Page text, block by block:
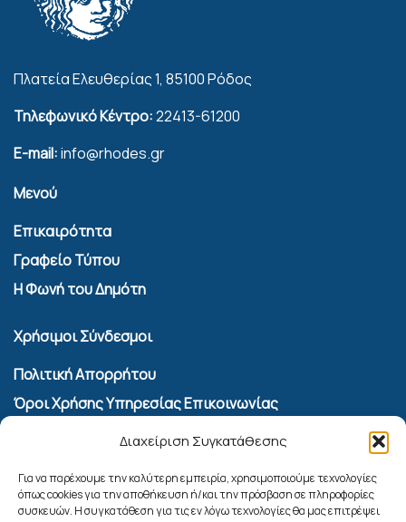
Διαχείριση Συγκατάθεσης
Για να παρέχουμε την καλύτερη εμπειρία, χρησιμοποιούμε τεχνολογίες
όπως cookies για την αποθήκευση ή/και την πρόσβαση σε πληροφορίες
συσκευών. Η συγκατάθεση για τις εν λόγω τεχνολογίες θα μας επιτρέψει
Πλατεία Ελευθερίας 1, 85100 Ρόδος
Τηλεφωνικό Κέντρο:22413-61200
E-mail:info@rhodes.gr
Μενού
Επικαιρότητα
Γραφείο Τύπου
Η Φωνή του Δημότη
Χρήσιμοι Σύνδεσμοι
Πολιτική Απορρήτου
Όροι Χρήσης Υπηρεσίας Επικοινωνίας
Πολιτική Cookies (ΕΕ)
Αναζήτηση